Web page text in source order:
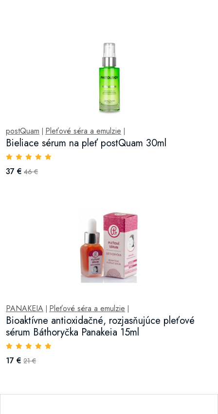
postQuam Pleťové séra a emulzie
Bieliace sérum na pleť postQuam 30ml
37 € 46 €
PANAKEIA Pleťové séra a emulzie
Bioaktívne antioxidačné, rozjasňujúce pleťové
sérum Báthoryčka Panakeia 15ml
17 € 21 €